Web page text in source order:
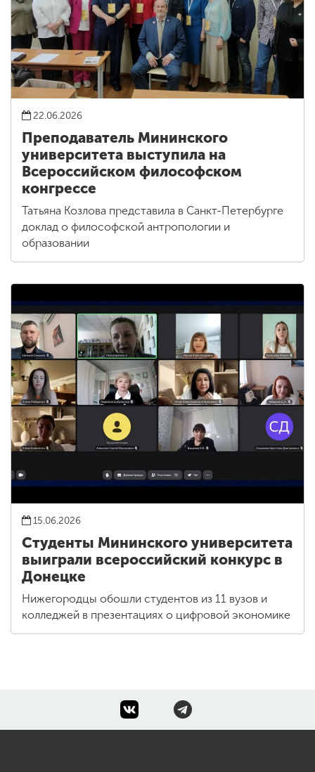
22.06.2026
Преподаватель Мининского
университета выступила на
Всероссийском философском
конгрессе
Татьяна Козлова представила в Санкт-Петербурге
доклад о философской антропологии и
образовании
15.06.2026
Студенты Мининского университета
выиграли всероссийский конкурс в
Донецке
Нижегородцы обошли студентов из 11 вузов и
колледжей в презентациях о цифровой экономике